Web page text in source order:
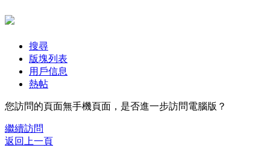
搜尋
版塊列表
用戶信息
熱帖
您訪問的頁面無手機頁面，是否進一步訪問電腦版？
繼續訪問
返回上一頁